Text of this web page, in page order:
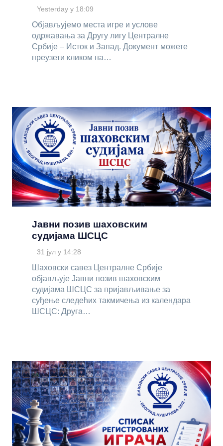
Yesterday у 18:09
Објављујемо места игре и услове
одржавања за Другу лигу Централне
Србије – Исток и Запад. Документ можете
преузети кликом на…
Јавни позив шаховским
судијама ШСЦС
31 јул у 14:28
Шаховски савез Централне Србије
објављује Јавни позив шаховским
судијама ШСЦС за пријављивање за
суђење следећих такмичења из календара
ШСЦС: Друга…